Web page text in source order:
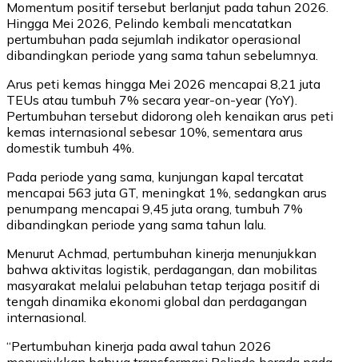
Momentum positif tersebut berlanjut pada tahun 2026.
Hingga Mei 2026, Pelindo kembali mencatatkan
pertumbuhan pada sejumlah indikator operasional
dibandingkan periode yang sama tahun sebelumnya.
Arus peti kemas hingga Mei 2026 mencapai 8,21 juta
TEUs atau tumbuh 7% secara year-on-year (YoY).
Pertumbuhan tersebut didorong oleh kenaikan arus peti
kemas internasional sebesar 10%, sementara arus
domestik tumbuh 4%.
Pada periode yang sama, kunjungan kapal tercatat
mencapai 563 juta GT, meningkat 1%, sedangkan arus
penumpang mencapai 9,45 juta orang, tumbuh 7%
dibandingkan periode yang sama tahun lalu.
Menurut Achmad, pertumbuhan kinerja menunjukkan
bahwa aktivitas logistik, perdagangan, dan mobilitas
masyarakat melalui pelabuhan tetap terjaga positif di
tengah dinamika ekonomi global dan perdagangan
internasional.
“Pertumbuhan kinerja pada awal tahun 2026